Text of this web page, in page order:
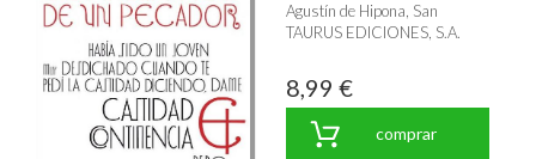
Agustín de Hipona, San
TAURUS EDICIONES, S.A.
8,99 €
comprar